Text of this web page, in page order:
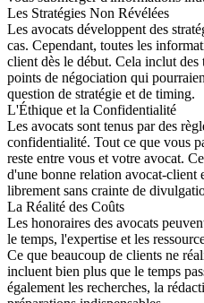
Les Stratégies Non Révélées
Les avocats développent des
cas. Cependant, toutes les
client dès le début. Cela inclut des
points de négociation qui
question de stratégie et de timing.
L'Éthique et la Confidentialité
Les avocats sont tenus par des
confidentialité. Tout ce que vous
reste entre vous et votre avocat.
d'une bonne relation avocat-client
librement sans crainte de
La Réalité des Coûts
Les honoraires des avocats
le temps, l'expertise et les
Ce que beaucoup de clients ne
incluent bien plus que le temps
également les recherches, la